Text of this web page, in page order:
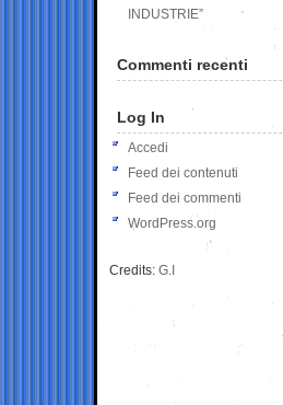
INDUSTRIE”
Commenti recenti
Log In
Accedi
Feed dei contenuti
Feed dei commenti
WordPress.org
Credits: G.I